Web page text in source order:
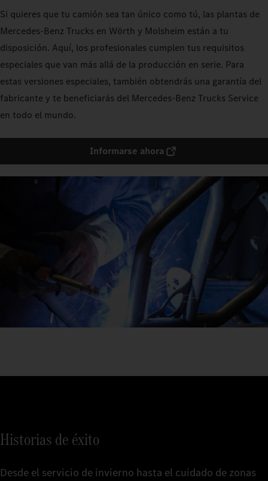
Si quieres que tu camión sea tan único como tú, las plantas de
Mercedes‑Benz Trucks en Wörth y Molsheim están a tu
disposición. Aquí, los profesionales cumplen tus requisitos
especiales que van más allá de la producción en serie. Para
estas versiones especiales, también obtendrás una garantía del
fabricante y te beneficiarás del Mercedes‑Benz Trucks Service
en todo el mundo.
Informarse ahora
Historias de éxito
Desde el servicio de invierno hasta el cuidado de zonas